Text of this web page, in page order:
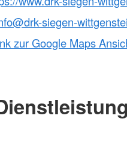
siegen-
zur Google Maps